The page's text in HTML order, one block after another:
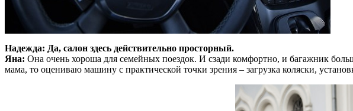
Надежда: Да, салон здесь действительно просторный.
Яна: Она очень хороша для семейных поездок. И сзади комфортно, и багажник
мама, то оцениваю машину с практической точки зрения – загрузка коляски,